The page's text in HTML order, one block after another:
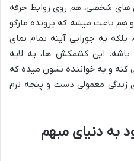
های شخصی، هم روی روابط حرفه
و هم باعث میشه که پرونده مارگو
بلکه یه جورایی آینه تمام نمای
این کشمکش ها، یه لایه
کنه و به خواننده نشون میده که
معمولی دست و پنجه نرم
به دنیای مبهم